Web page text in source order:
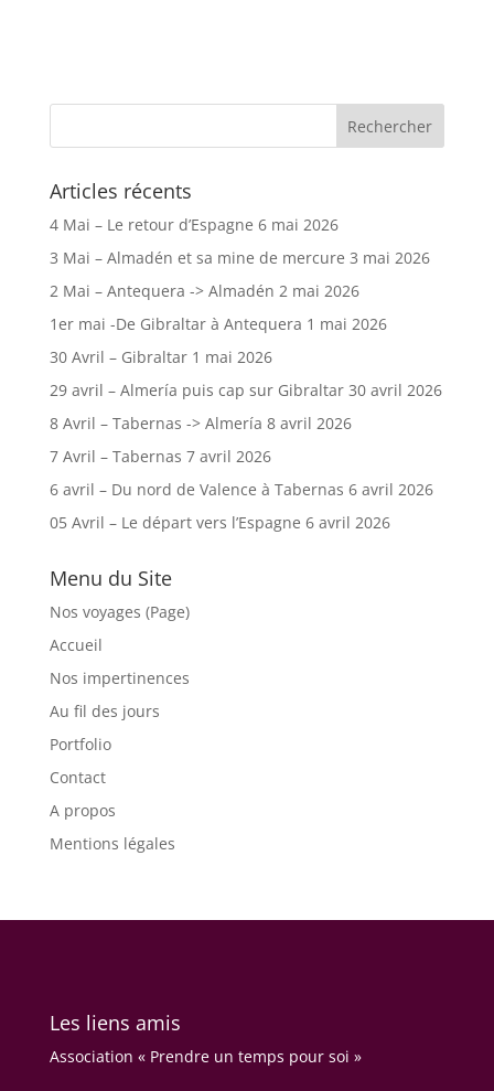
Articles récents
4 Mai – Le retour d’Espagne 6 mai 2026
3 Mai – Almadén et sa mine de mercure 3 mai 2026
2 Mai – Antequera -> Almadén 2 mai 2026
1er mai -De Gibraltar à Antequera 1 mai 2026
30 Avril – Gibraltar 1 mai 2026
29 avril – Almería puis cap sur Gibraltar 30 avril 2026
8 Avril – Tabernas -> Almería 8 avril 2026
7 Avril – Tabernas 7 avril 2026
6 avril – Du nord de Valence à Tabernas 6 avril 2026
05 Avril – Le départ vers l’Espagne 6 avril 2026
Menu du Site
Nos voyages (Page)
Accueil
Nos impertinences
Au fil des jours
Portfolio
Contact
A propos
Mentions légales
Les liens amis
Association « Prendre un temps pour soi »